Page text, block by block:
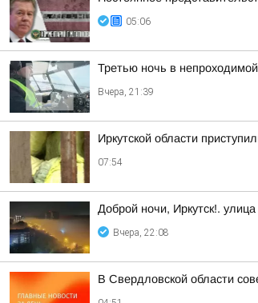
05:06
Третью ночь в
Вчера, 21:39
Иркутской области
07:54
Доброй ночи, Иркутск!.
Вчера, 22:08
В Свердловской области